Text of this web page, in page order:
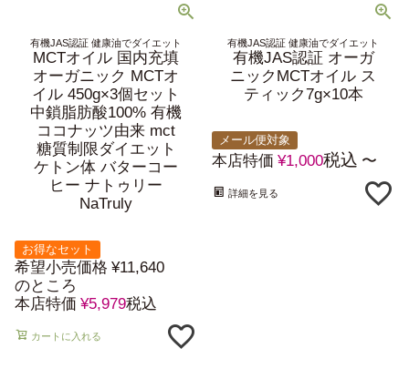
有機JAS認証 健康油でダイエット
MCTオイル 国内充填
オーガニック MCTオ
イル 450g×3個セット
中鎖脂肪酸100% 有機
ココナッツ由来 mct
糖質制限ダイエット
ケトン体 バターコー
ヒー ナトゥリー
NaTruly
お得なセット
希望小売価格 ¥11,640
のところ
本店特価 ¥5,979税込
カートに入れる
有機JAS認証 健康油でダイエット
有機JAS認証 オーガ
ニックMCTオイル ス
ティック7g×10本
メール便対象
本店特価 ¥1,000税込 〜
詳細を見る